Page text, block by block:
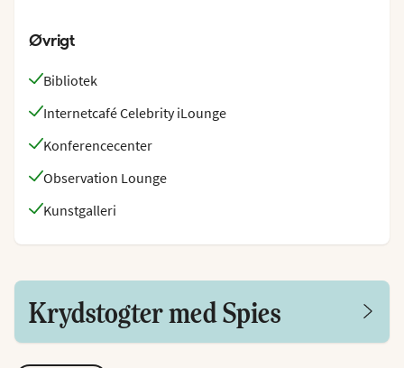
Øvrigt
Bibliotek
Internetcafé Celebrity iLounge
Konferencecenter
Observation Lounge
Kunstgalleri
Krydstogter med Spies